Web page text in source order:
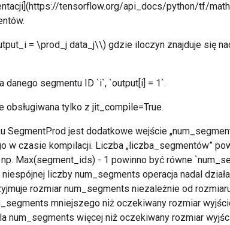
tensorflow.org/api_docs/python/tf/
= \prod_j data_j\\) gdzie iloczyn znajduje się
segmentu ID `i`, `output[i] = 1`.
obsługiwana tylko z jit_compile=True.
SegmentProd jest dodatkowe wejście
w czasie kompilacji. Liczba „liczba_segmentów”
Max(segment_ids) - 1 powinno być równe
liczby num_segments operacja nadal
rozmiar num_segments niezależnie od
mniejszego niż oczekiwany rozmiar
num_segments więcej niż oczekiwany rozmiar